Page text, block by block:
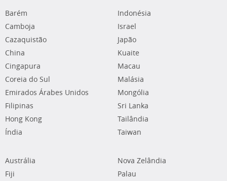
Barém
Camboja
Cazaquistão
China
Cingapura
Coreia do Sul
Emirados Árabes Unidos
Filipinas
Hong Kong
Índia
Indonésia
Israel
Japão
Kuaite
Macau
Malásia
Mongólia
Sri Lanka
Tailândia
Taiwan
Austrália
Fiji
Nova Zelândia
Palau